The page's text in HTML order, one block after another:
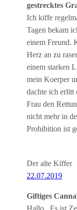
gestrecktes
Ich kiffe
Tagen bekam
einem Freund.
Herz an zu
einem starken
mein Koerper
dachte ich erlitt
Frau den
nicht mehr in
Prohibition ist
Der alte Kiffer
22.07.2019
Giftiges